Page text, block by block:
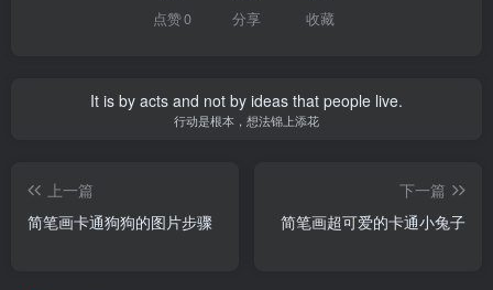
点赞0 分享 收藏
It is by acts and not by ideas that people live.
行动是根本，想法锦上添花
上一篇
简笔画卡通狗狗的图片步骤
下一篇
简笔画超可爱的卡通小兔子